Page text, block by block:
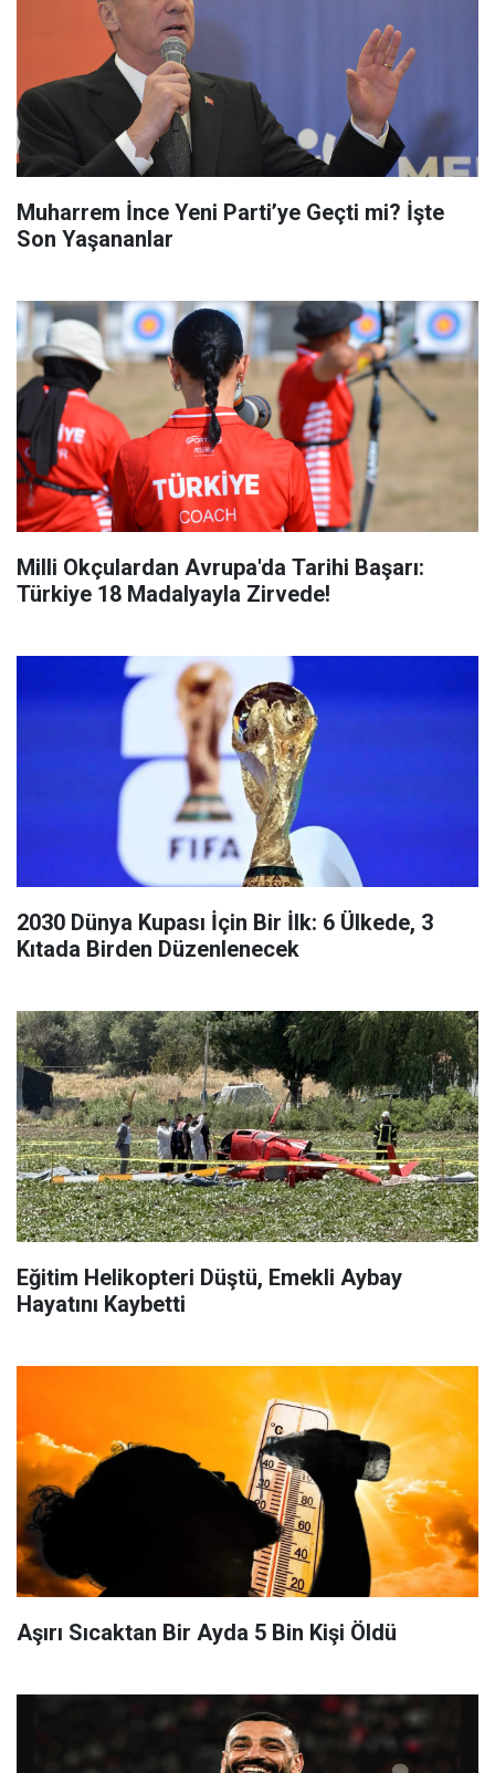
Muharrem İnce Yeni Parti’ye Geçti mi? İşte
Son Yaşananlar
Milli Okçulardan Avrupa'da Tarihi Başarı:
Türkiye 18 Madalyayla Zirvede!
2030 Dünya Kupası İçin Bir İlk: 6 Ülkede, 3
Kıtada Birden Düzenlenecek
Eğitim Helikopteri Düştü, Emekli Aybay
Hayatını Kaybetti
Aşırı Sıcaktan Bir Ayda 5 Bin Kişi Öldü